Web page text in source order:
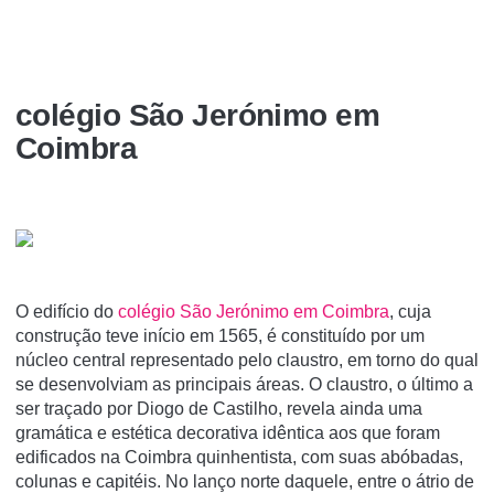
colégio São Jerónimo em
Coimbra
O edifício do colégio São Jerónimo em Coimbra, cuja
construção teve início em 1565, é constituído por um
núcleo central representado pelo claustro, em torno do qual
se desenvolviam as principais áreas. O claustro, o último a
ser traçado por Diogo de Castilho, revela ainda uma
gramática e estética decorativa idêntica aos que foram
edificados na Coimbra quinhentista, com suas abóbadas,
colunas e capitéis. No lanço norte daquele, entre o átrio de